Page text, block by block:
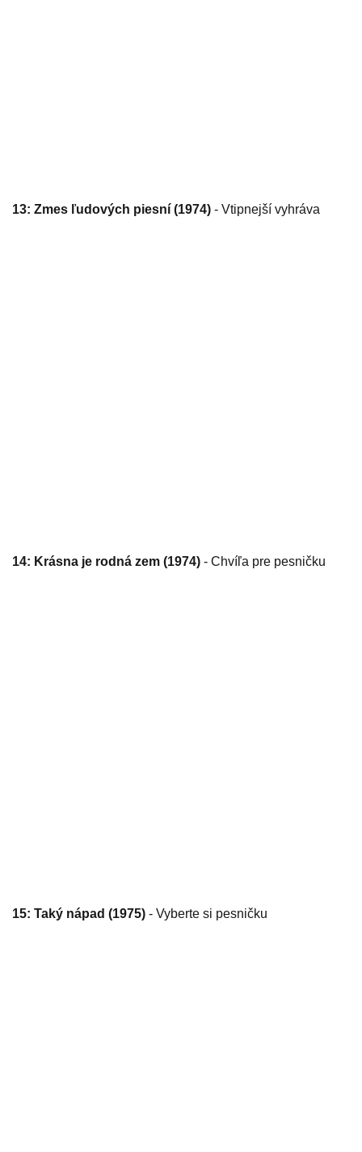
13: Zmes ľudových piesní (1974) - Vtipnejší vyhráva
14: Krásna je rodná zem (1974) - Chvíľa pre pesničku
15: Taký nápad (1975) - Vyberte si pesničku